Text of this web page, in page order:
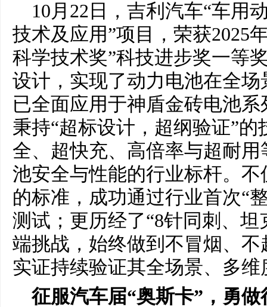
10月22日，吉利汽车“车用
技术及应用”项目，荣获2025
科学技术奖”科技进步奖一等
设计，实现了动力电池在全
已全面应用于神盾金砖电池
秉持“超标设计，超纲验证”
全、超快充、高倍率与超耐
池安全与性能的行业标杆。
的标准，成功通过行业首次“
测试；更历经了“8针同刺、
端挑战，始终做到不冒烟、
实证持续验证其全场景、多
征服汽车届“奥斯卡” ，勇做